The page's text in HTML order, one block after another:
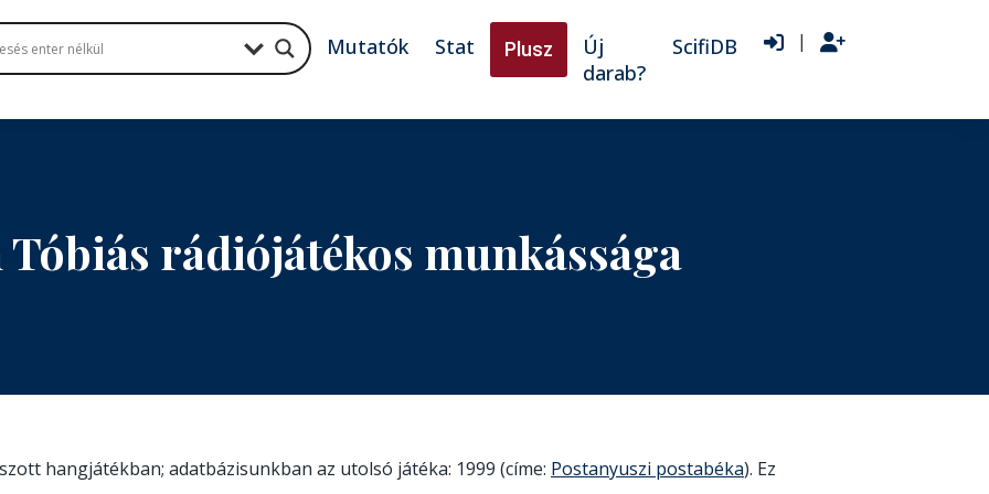
Mutatók Stat Plusz
Új
darab?
ScifiDB |
rádiójátékos munkássága
hangjátékban; adatbázisunkban az utolsó játéka: 1999 (címe: Postanyuszi postabéka). Ez